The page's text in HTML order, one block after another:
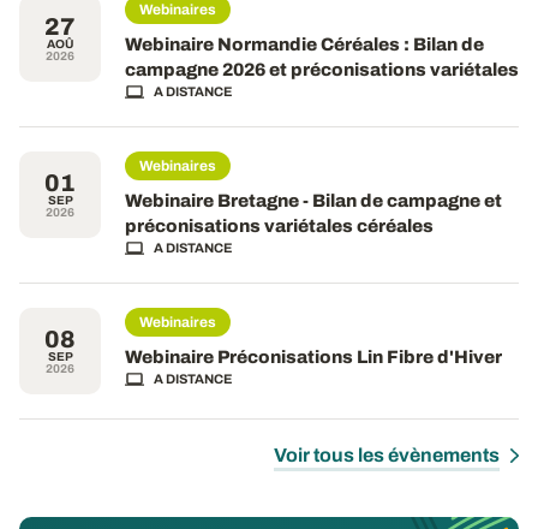
27
AOÛ
2026
Webinaires
Webinaire Normandie Céréales : Bilan de
campagne 2026 et préconisations variétales
A DISTANCE
01
SEP
2026
Webinaires
Webinaire Bretagne - Bilan de campagne et
préconisations variétales céréales
A DISTANCE
08
SEP
2026
Webinaires
Webinaire Préconisations Lin Fibre d'Hiver
A DISTANCE
Voir tous les évènements